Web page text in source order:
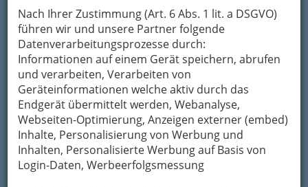
Nach Ihrer Zustimmung (Art. 6 Abs. 1 lit. a DSGVO)
führen wir und unsere Partner folgende
Datenverarbeitungsprozesse durch:
Informationen auf einem Gerät speichern, abrufen
und verarbeiten, Verarbeiten von
Geräteinformationen welche aktiv durch das
Endgerät übermittelt werden, Webanalyse,
Webseiten-Optimierung, Anzeigen externer (embed)
Inhalte, Personalisierung von Werbung und
Inhalten, Personalisierte Werbung auf Basis von
Login-Daten, Werbeerfolgsmessung
Meine Email Adresse
Mein Betreff
Meine Nachricht